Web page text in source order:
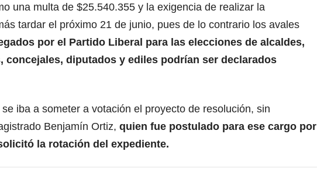
una multa de $25.540.355 y la exigencia de realizar la
tardar el próximo 21 de junio, pues de lo contrario los avales
por el Partido Liberal para las elecciones de alcaldes,
concejales, diputados y ediles podrían ser declarados
iba a someter a votación el proyecto de resolución, sin
Benjamín Ortiz, quien fue postulado para ese cargo por
la rotación del expediente.